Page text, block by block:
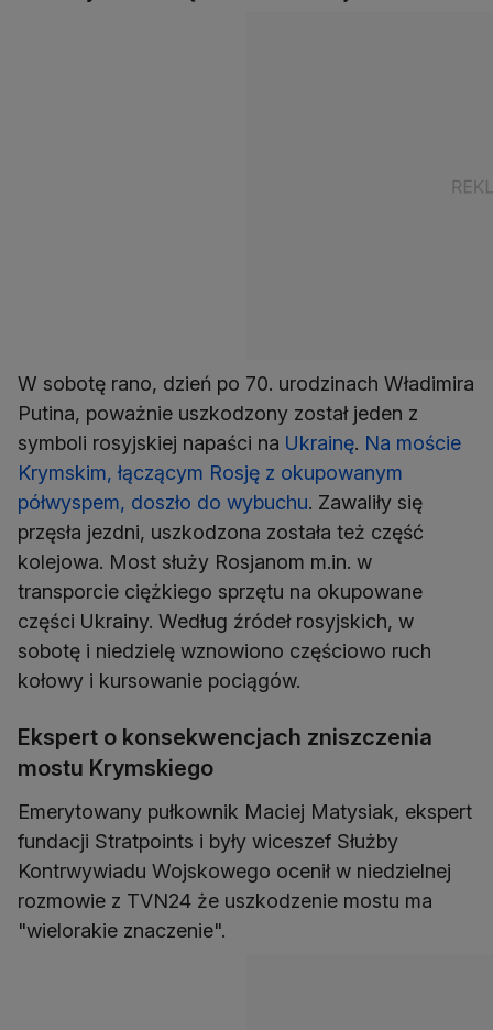
W sobotę rano, dzień po 70. urodzinach Władimira
Putina, poważnie uszkodzony został jeden z
symboli rosyjskiej napaści na Ukrainę. Na moście
Krymskim, łączącym Rosję z okupowanym
półwyspem, doszło do wybuchu. Zawaliły się
przęsła jezdni, uszkodzona została też część
kolejowa. Most służy Rosjanom m.in. w
transporcie ciężkiego sprzętu na okupowane
części Ukrainy. Według źródeł rosyjskich, w
sobotę i niedzielę wznowiono częściowo ruch
kołowy i kursowanie pociągów.
Ekspert o konsekwencjach zniszczenia
mostu Krymskiego
Emerytowany pułkownik Maciej Matysiak, ekspert
fundacji Stratpoints i były wiceszef Służby
Kontrwywiadu Wojskowego ocenił w niedzielnej
rozmowie z TVN24 że uszkodzenie mostu ma
"wielorakie znaczenie".